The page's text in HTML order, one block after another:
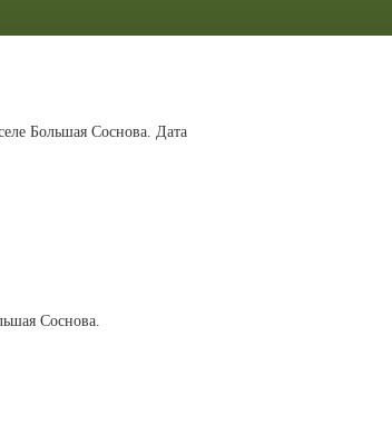
Большая Соснова. Дата
Соснова.